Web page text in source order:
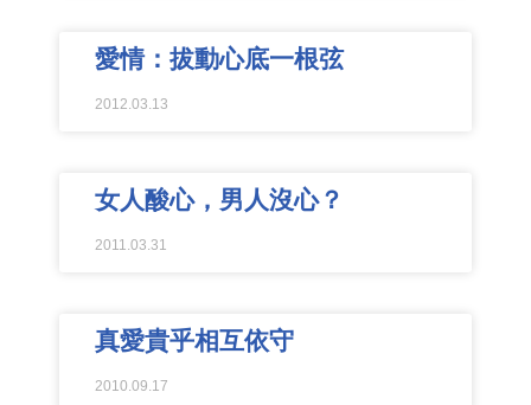
愛情：拔動心底一根弦
2012.03.13
女人酸心，男人沒心？
2011.03.31
真愛貴乎相互依守
2010.09.17